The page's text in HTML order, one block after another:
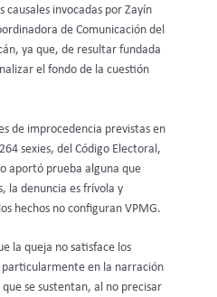
causales invocadas por Zayín
de Comunicación del
ya que, de resultar fundada
el fondo de la cuestión
de improcedencia previstas en
sexies, del Código Electoral,
aportó prueba alguna que
la denuncia es frívola y
hechos no configuran VPMG.
la queja no satisface los
en la narración
se sustentan, al no precisar